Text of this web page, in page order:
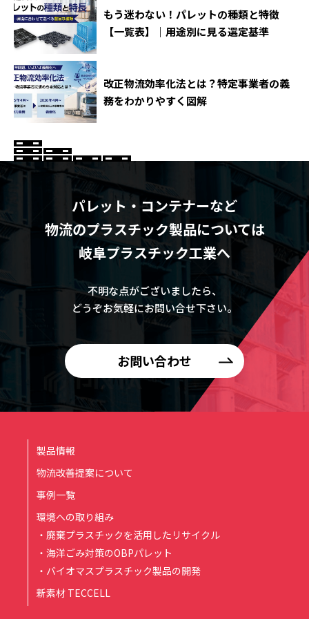
もう迷わない！パレットの種類と特徴
【一覧表】｜用途別に見る選定基準
改正物流効率化法とは？特定事業者の義
務をわかりやすく図解
パレット・コンテナーなど
物流のプラスチック製品については
岐阜プラスチック工業へ
不明な点がございましたら、
どうぞお気軽にお問い合せ下さい。
お問い合わせ
製品情報
物流改善提案について
事例一覧
環境への取り組み
・廃棄プラスチックを活用したリサイクル
・海洋ごみ対策のOBPパレット
・バイオマスプラスチック製品の開発
新素材 TECCELL